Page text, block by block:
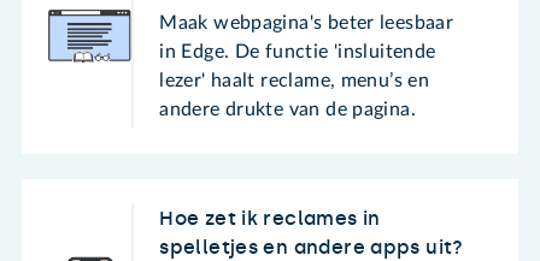
Maak webpagina's beter leesbaar
in Edge. De functie 'insluitende
lezer' haalt reclame, menu’s en
andere drukte van de pagina.
Hoe zet ik reclames in
spelletjes en andere apps uit?